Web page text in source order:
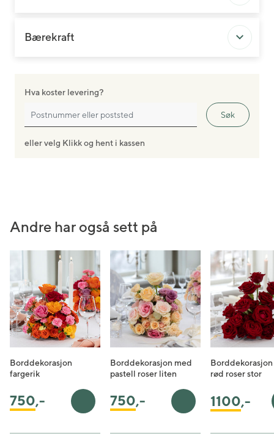
Bærekraft
Hva koster levering?
Søk
eller velg Klikk og hent i kassen
Andre har også sett på
Borddekorasjon
fargerik
750,- Legg i handlekurv
Borddekorasjon med
pastell roser liten
750,- Legg i handlekurv
rød roser stor
1100,-